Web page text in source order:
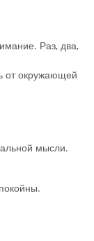
Раз, два,
от окружающей
мысли.